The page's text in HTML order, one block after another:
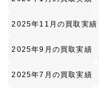
2025年11月の買取実績
2025年9月の買取実績
2025年7月の買取実績